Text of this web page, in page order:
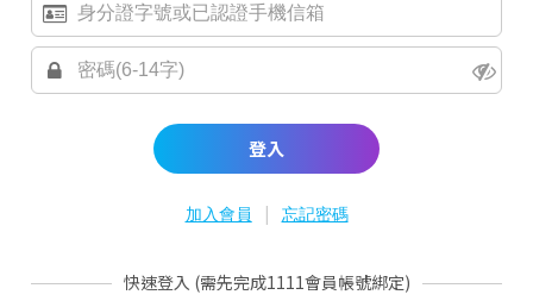
登入
加入會員 | 忘記密碼
快速登入 (需先完成1111會員帳號綁定)